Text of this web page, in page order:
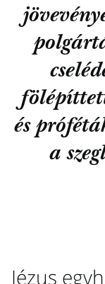
és
a
Jézus